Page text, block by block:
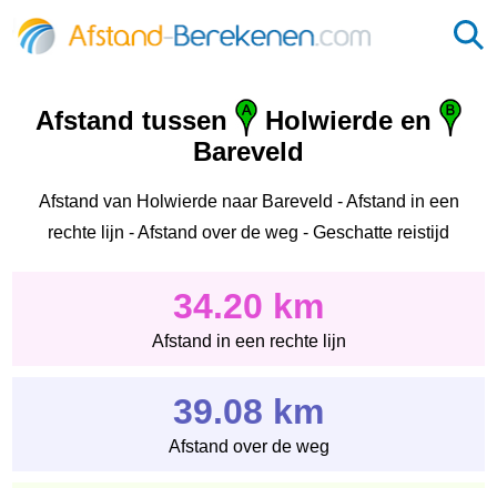
Afstand tussen
Holwierde en
Bareveld
Afstand van Holwierde naar Bareveld - Afstand in een
rechte lijn - Afstand over de weg - Geschatte reistijd
34.20 km
Afstand in een rechte lijn
39.08 km
Afstand over de weg